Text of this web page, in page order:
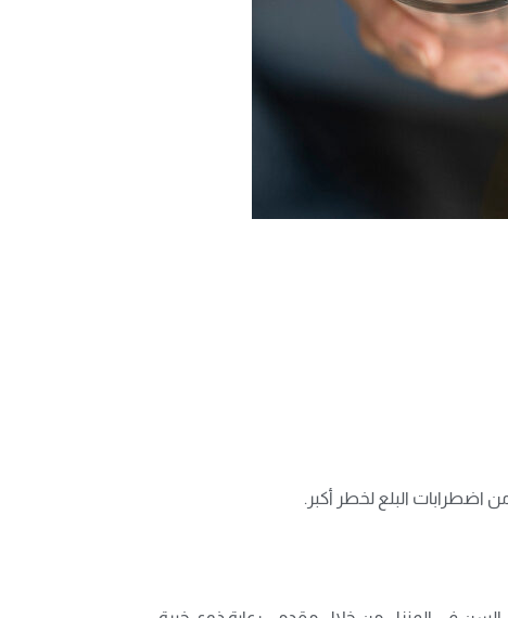
اضطرابات البلع لخطر أكبر .